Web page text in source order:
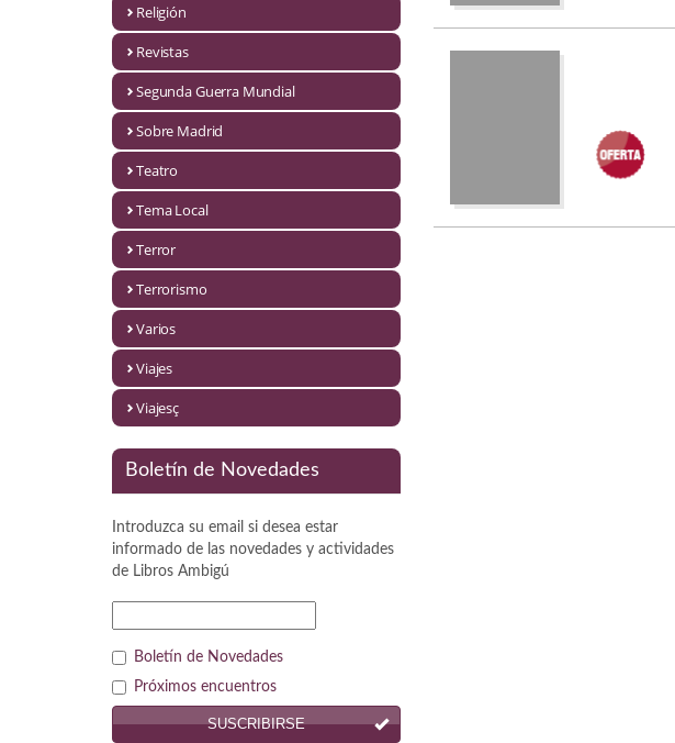
Otros idiomas
Papás, Mamás, bebés...
Papás, Mamás, Bebés...
Papás, Mamás, Bebés…
Psicología. Educación
Segunda Guerra Mundial
Religión
Revistas
Segunda Guerra Mundial
Sobre Madrid
Teatro
Tema Local
Terror
Terrorismo
Varios
Viajes
Viajesç
Boletín de Novedades
Introduzca su email si desea estar
informado de las novedades y actividades
de Libros Ambigú
Boletín de Novedades
Próximos encuentros
SUSCRIBIRSE